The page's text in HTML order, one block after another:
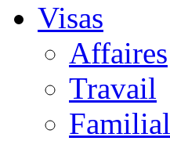
Visas
Affaires
Travail
Familial